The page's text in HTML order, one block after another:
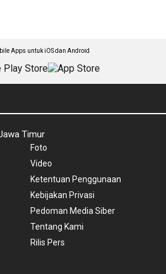
Apps untuk iOS dan Android
Timur
Foto
Video
Ketentuan Penggunaan
Kebijakan Privasi
Pedoman Media Siber
Tentang Kami
Rilis Pers